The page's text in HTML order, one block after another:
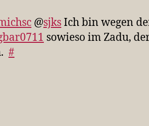
@sjksIch bin wegen
sowieso im Zadu,
#